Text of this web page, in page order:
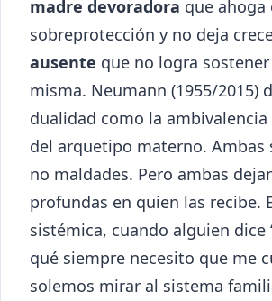
madre devoradora que ahoga
sobreprotección y no deja
ausente que no logra
misma. Neumann (1955/2015)
dualidad como la
del arquetipo materno. Ambas
no maldades. Pero ambas
profundas en quien las recibe.
sistémica, cuando alguien dice
qué siempre necesito que me
solemos mirar al sistema